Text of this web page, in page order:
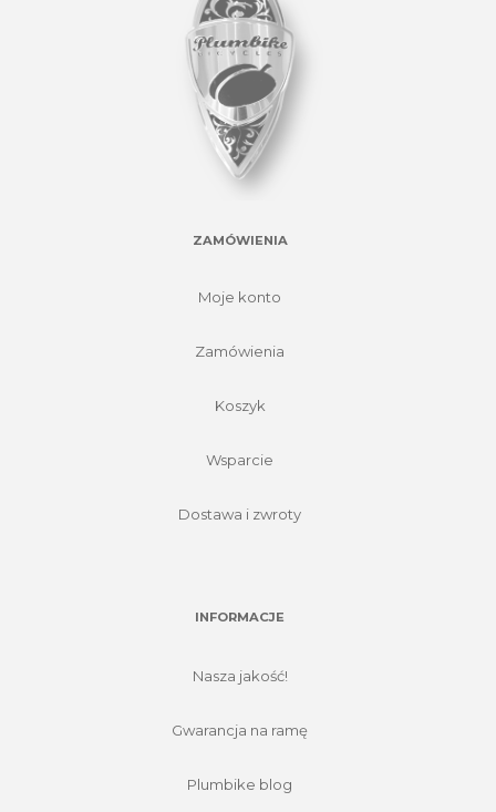
ZAMÓWIENIA
Moje konto
Zamówienia
Koszyk
Wsparcie
Dostawa i zwroty
INFORMACJE
Nasza jakość!
Gwarancja na ramę
Plumbike blog